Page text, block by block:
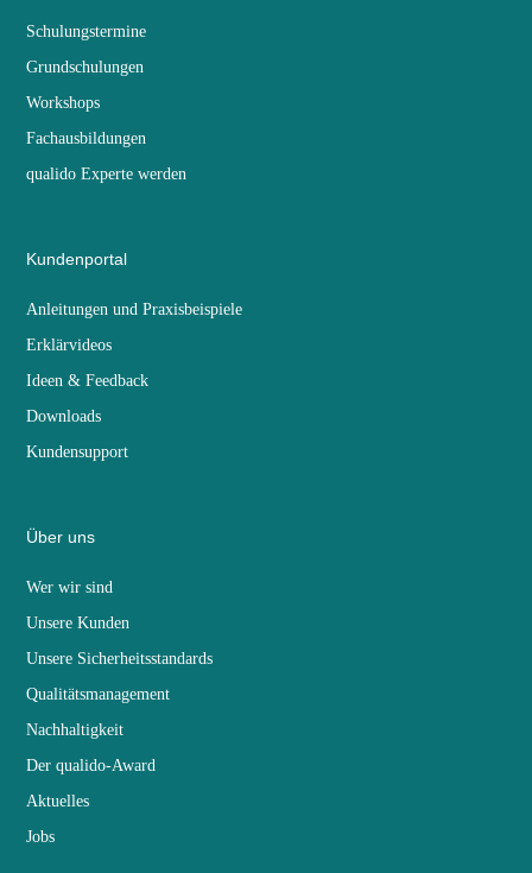
Schulungstermine
Grundschulungen
Workshops
Fachausbildungen
qualido Experte werden
Kundenportal
Anleitungen und Praxisbeispiele
Erklärvideos
Ideen & Feedback
Downloads
Kundensupport
Über uns
Wer wir sind
Unsere Kunden
Unsere Sicherheitsstandards
Qualitätsmanagement
Nachhaltigkeit
Der qualido-Award
Aktuelles
Jobs